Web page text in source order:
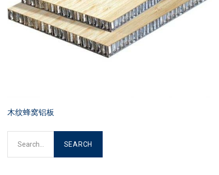
木纹蜂窝铝板